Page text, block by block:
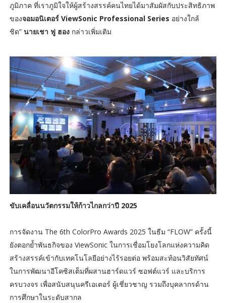
ภูมิภาค ที่เราภูมิใจให้ผู้สร้างสรรค์คนไทยได้มาสัมผัสกับประสิทธิภาพ
ของจอมอนิเตอร์ ViewSonic Professional Series อย่างใกล้
ชิด” นายเชา ฟู ฮองกล่าวเพิ่มเติม
ขับเคลื่อนนวัตกรรมให้ก้าวไกลกว่าปี 2025
การจัดงาน The 6th ColorPro Awards 2025 ในธีม “FLOW” ครั้งนี้
ยังตอกย้ำพันธกิจของ ViewSonic ในการเชื่อมโยงโลกแห่งความคิด
สร้างสรรค์เข้ากับเทคโนโลยีอย่างไร้รอยต่อ พร้อมสะท้อนวิสัยทัศน์
ในการพัฒนาอีโคซิสเต็มที่ผสานฮาร์ดแวร์ ซอฟต์แวร์ และบริการ
ครบวงจร เพื่อสนับสนุนครีเอเตอร์ ผู้เชี่ยวชาญ รวมถึงบุคลากรด้าน
การศึกษาในระดับสากล